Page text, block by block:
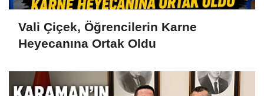
Vali Çiçek, Öğrencilerin Karne
Heyecanına Ortak Oldu